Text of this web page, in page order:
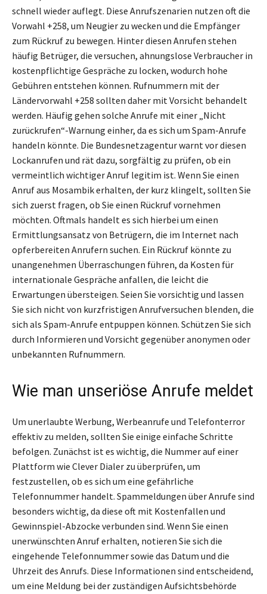
schnell wieder auflegt. Diese Anrufszenarien nutzen oft die
Vorwahl +258, um Neugier zu wecken und die Empfänger
zum Rückruf zu bewegen. Hinter diesen Anrufen stehen
häufig Betrüger, die versuchen, ahnungslose Verbraucher in
kostenpflichtige Gespräche zu locken, wodurch hohe
Gebühren entstehen können. Rufnummern mit der
Ländervorwahl +258 sollten daher mit Vorsicht behandelt
werden. Häufig gehen solche Anrufe mit einer „Nicht
zurückrufen“-Warnung einher, da es sich um Spam-Anrufe
handeln könnte. Die Bundesnetzagentur warnt vor diesen
Lockanrufen und rät dazu, sorgfältig zu prüfen, ob ein
vermeintlich wichtiger Anruf legitim ist. Wenn Sie einen
Anruf aus Mosambik erhalten, der kurz klingelt, sollten Sie
sich zuerst fragen, ob Sie einen Rückruf vornehmen
möchten. Oftmals handelt es sich hierbei um einen
Ermittlungsansatz von Betrügern, die im Internet nach
opferbereiten Anrufern suchen. Ein Rückruf könnte zu
unangenehmen Überraschungen führen, da Kosten für
internationale Gespräche anfallen, die leicht die
Erwartungen übersteigen. Seien Sie vorsichtig und lassen
Sie sich nicht von kurzfristigen Anrufversuchen blenden, die
sich als Spam-Anrufe entpuppen können. Schützen Sie sich
durch Informieren und Vorsicht gegenüber anonymen oder
unbekannten Rufnummern.
Wie man unseriöse Anrufe meldet
Um unerlaubte Werbung, Werbeanrufe und Telefonterror
effektiv zu melden, sollten Sie einige einfache Schritte
befolgen. Zunächst ist es wichtig, die Nummer auf einer
Plattform wie Clever Dialer zu überprüfen, um
festzustellen, ob es sich um eine gefährliche
Telefonnummer handelt. Spammeldungen über Anrufe sind
besonders wichtig, da diese oft mit Kostenfallen und
Gewinnspiel-Abzocke verbunden sind. Wenn Sie einen
unerwünschten Anruf erhalten, notieren Sie sich die
eingehende Telefonnummer sowie das Datum und die
Uhrzeit des Anrufs. Diese Informationen sind entscheidend,
um eine Meldung bei der zuständigen Aufsichtsbehörde